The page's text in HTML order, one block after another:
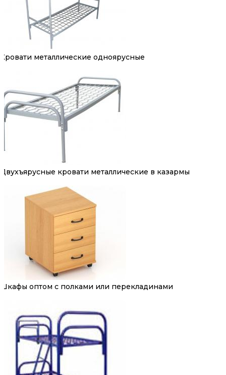
Кровати металлические одноярусные
Двухъярусные кровати металлические в казармы
Шкафы оптом с полками или перекладинами